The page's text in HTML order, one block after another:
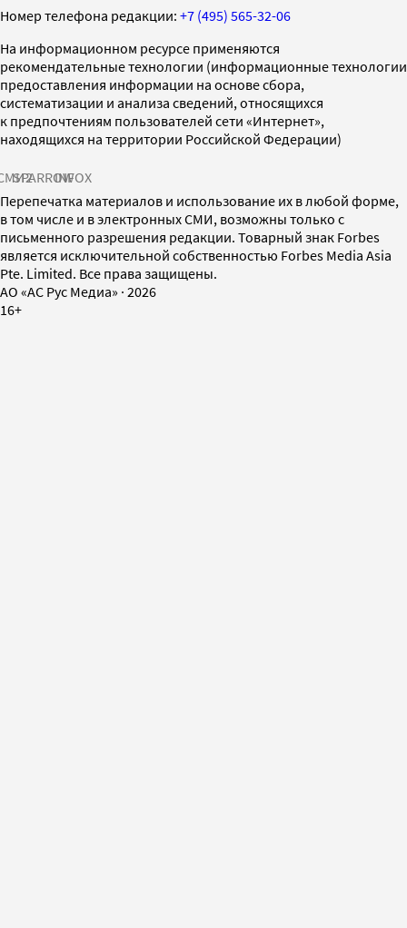
Номер телефона редакции: +7 (495) 565-32-06
На информационном ресурсе применяются
рекомендательные технологии (информационные технологии
предоставления информации на основе сбора,
систематизации и анализа сведений, относящихся
к предпочтениям пользователей сети «Интернет»,
находящихся на территории Российской Федерации)
SPARROWINFOX
Перепечатка материалов и использование их в любой форме,
в том числе и в электронных СМИ, возможны только с
письменного разрешения редакции. Товарный знак Forbes
является исключительной собственностью Forbes Media Asia
Pte. Limited. Все права защищены.
AO «АС Рус Медиа» · 2026
16+